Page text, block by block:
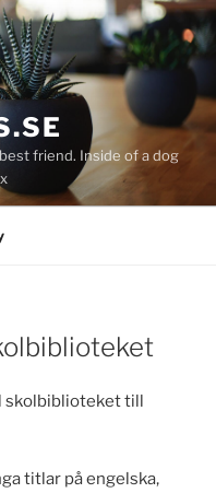
friend. Inside of a dog
skolbiblioteket till
titlar på engelska,